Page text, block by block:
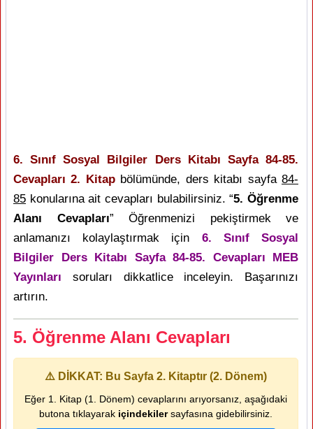
6. Sınıf Sosyal Bilgiler Ders Kitabı Sayfa 84-85.
Cevapları 2. Kitapbölümünde, ders kitabı sayfa84-
85 konularına ait cevapları bulabilirsiniz. “5. Öğrenme
Alanı Cevapları” Öğrenmenizi pekiştirmek ve
anlamanızı kolaylaştırmak için 6. Sınıf Sosyal
Bilgiler Ders Kitabı Sayfa 84-85. Cevapları MEB
Yayınları soruları dikkatlice inceleyin. Başarınızı
artırın.
5. Öğrenme Alanı Cevapları
⚠️ DİKKAT: Bu Sayfa 2. Kitaptır (2. Dönem)
Eğer 1. Kitap (1. Dönem) cevaplarını arıyorsanız, aşağıdaki
butona tıklayarak içindekilersayfasına gidebilirsiniz.